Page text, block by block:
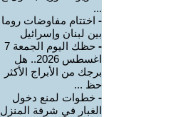
...
- اختتام مفاوضات روما
بين لبنان وإسرائيل
-
حظك اليوم الجمعة 7
اغسطس 2026.. هل
برجك من الأبراج الأكثر
حظ ...
- خطوات لمنع دخول
الغبار في شرفة المنزل